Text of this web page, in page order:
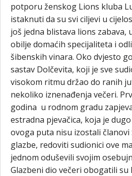
potporu ženskog Lions kluba
istaknuti da su svi ciljevi u
još jedna blistava lions zabava,
obilje domaćih specijaliteta i
šibenskih vinara. Oko dvjesto
sastav Dolčevita, koji je sve
visokom ritmu držao do ranih
nekoliko iznenađenja večeri.
godina u rodnom gradu
estradna pjevačica, koja je
ovoga puta nisu izostali članovi
glazbe, redoviti sudionici ove
jednom oduševili svojim
Glazbeni dio večeri obogatili su